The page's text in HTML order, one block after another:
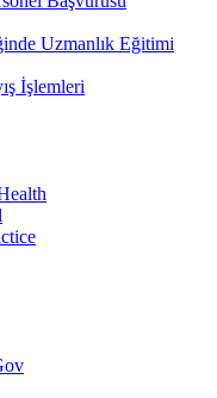
Uzmanlık Eğitimi
İşlemleri